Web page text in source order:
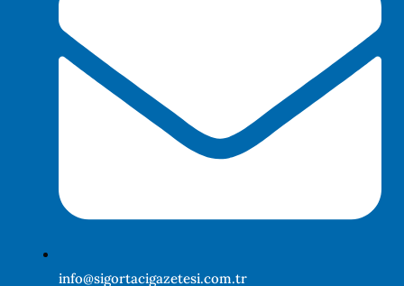
info@sigortacigazetesi.com.tr